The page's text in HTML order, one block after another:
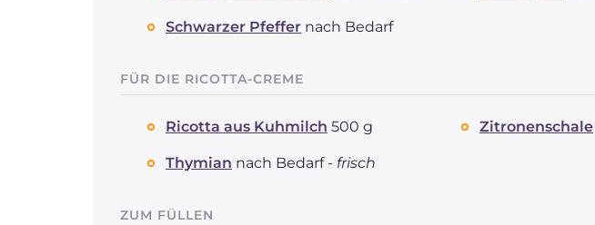
Schwarzer Pfeffer nach Bedarf
FÜR DIE RICOTTA-CREME
Ricotta aus Kuhmilch 500 g Zitronenschale
Thymian nach Bedarf - frisch
ZUM FÜLLEN